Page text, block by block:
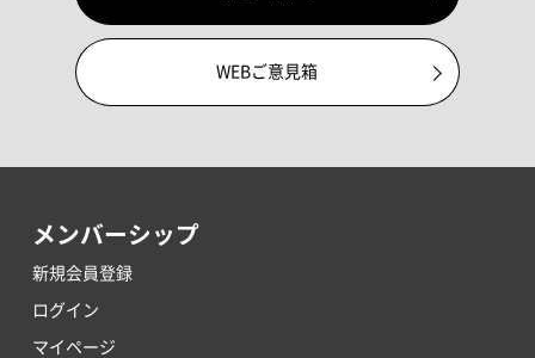
WEBご意見箱
メンバーシップ
新規会員登録
ログイン
マイページ